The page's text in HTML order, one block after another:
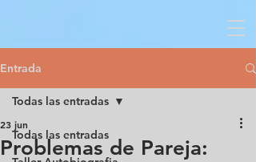
Entrada
Todas las entradas
Todas las entradas
Problemas de Pareja:
23 jun